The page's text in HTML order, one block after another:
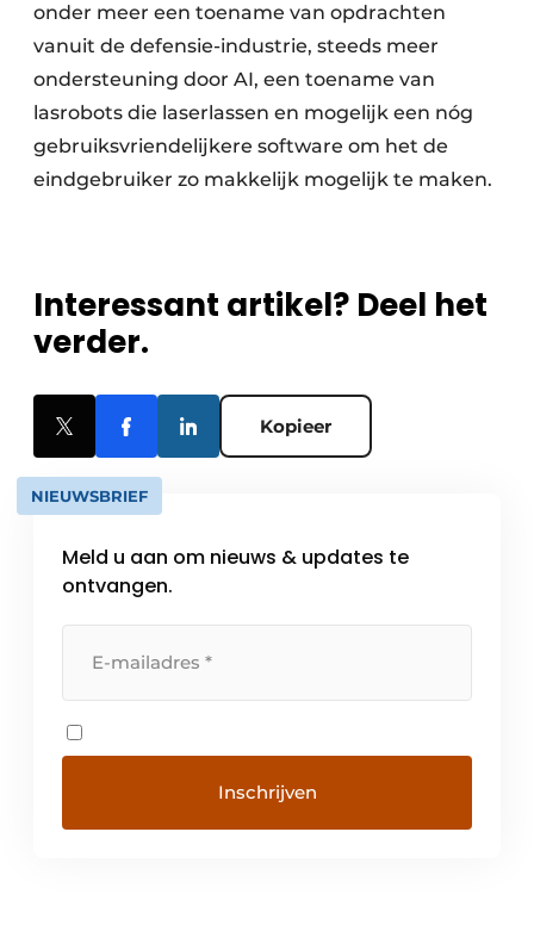
onder meer een toename van opdrachten
vanuit de defensie-industrie, steeds meer
ondersteuning door AI, een toename van
lasrobots die laserlassen en mogelijk een nóg
gebruiksvriendelijkere software om het de
eindgebruiker zo makkelijk mogelijk te maken.
Interessant artikel? Deel het
verder.
Kopieer
NIEUWSBRIEF
Meld u aan om nieuws & updates te
ontvangen.